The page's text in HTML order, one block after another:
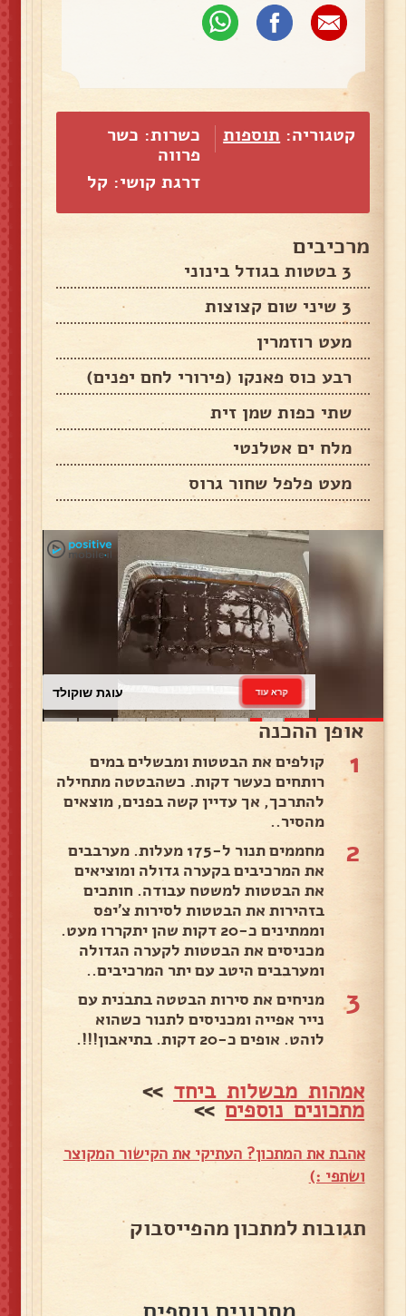
קטגוריה: תוספות
כשרות: כשר
פרווה
דרגת קושי: קל
מרכיבים
3 בטטות בגודל בינוני
3 שיני שום קצוצות
מעט רוזמרין
רבע כוס פאנקו (פירורי לחם יפנים)
שתי כפות שמן זית
מלח ים אטלנטי
מעט פלפל שחור גרוס
עוגת שוקולד קרא עוד
אופן ההכנה
1
קולפים את הבטטות ומבשלים במים
רותחים כעשר דקות. כשהבטטה מתחילה
להתרכך, אך עדיין קשה בפנים, מוצאים
מהסיר..
2
מחממים תנור ל-175 מעלות. מערבבים
את המרכיבים בקערה גדולה ומוציאים
את הבטטות למשטח עבודה. חותכים
בזהירות את הבטטות לסירות צ’יפס
וממתינים כ-20 דקות שהן יתקררו מעט.
מכניסים את הבטטות לקערה הגדולה
ומערבבים היטב עם יתר המרכיבים..
3
מניחים את סירות הבטטה בתבנית עם
נייר אפייה ומכניסים לתנור כשהוא
לוהט. אופים כ-20 דקות. בתיאבון!!!.
אמהות מבשלות ביחד >>
מתכונים נוספים>>
אהבת את המתכון? העתיקי את הקישור המקוצר
ושתפי :)
תגובות למתכון מהפייסבוק